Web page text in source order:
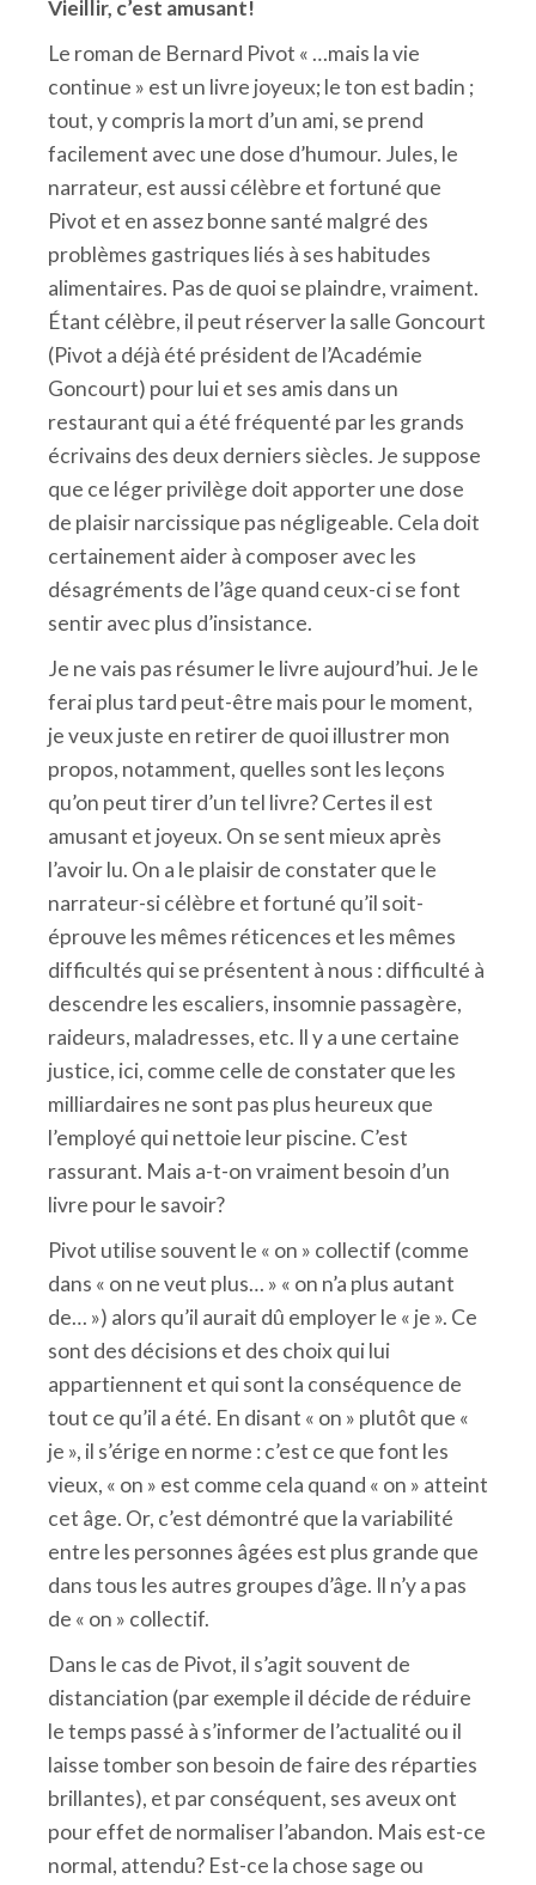
Vieillir, c’est amusant!
Le roman de Bernard Pivot « …mais la vie
continue » est un livre joyeux; le ton est badin ;
tout, y compris la mort d’un ami, se prend
facilement avec une dose d’humour. Jules, le
narrateur, est aussi célèbre et fortuné que
Pivot et en assez bonne santé malgré des
problèmes gastriques liés à ses habitudes
alimentaires. Pas de quoi se plaindre, vraiment.
Étant célèbre, il peut réserver la salle Goncourt
(Pivot a déjà été président de l’Académie
Goncourt) pour lui et ses amis dans un
restaurant qui a été fréquenté par les grands
écrivains des deux derniers siècles. Je suppose
que ce léger privilège doit apporter une dose
de plaisir narcissique pas négligeable. Cela doit
certainement aider à composer avec les
désagréments de l’âge quand ceux-ci se font
sentir avec plus d’insistance.
Je ne vais pas résumer le livre aujourd’hui. Je le
ferai plus tard peut-être mais pour le moment,
je veux juste en retirer de quoi illustrer mon
propos, notamment, quelles sont les leçons
qu’on peut tirer d’un tel livre? Certes il est
amusant et joyeux. On se sent mieux après
l’avoir lu. On a le plaisir de constater que le
narrateur-si célèbre et fortuné qu’il soit-
éprouve les mêmes réticences et les mêmes
difficultés qui se présentent à nous : difficulté à
descendre les escaliers, insomnie passagère,
raideurs, maladresses, etc. Il y a une certaine
justice, ici, comme celle de constater que les
milliardaires ne sont pas plus heureux que
l’employé qui nettoie leur piscine. C’est
rassurant. Mais a-t-on vraiment besoin d’un
livre pour le savoir?
Pivot utilise souvent le « on » collectif (comme
dans « on ne veut plus… » « on n’a plus autant
de… ») alors qu’il aurait dû employer le « je ». Ce
sont des décisions et des choix qui lui
appartiennent et qui sont la conséquence de
tout ce qu’il a été. En disant « on » plutôt que «
je », il s’érige en norme : c’est ce que font les
vieux, « on » est comme cela quand « on » atteint
cet âge. Or, c’est démontré que la variabilité
entre les personnes âgées est plus grande que
dans tous les autres groupes d’âge. Il n’y a pas
de « on » collectif.
Dans le cas de Pivot, il s’agit souvent de
distanciation (par exemple il décide de réduire
le temps passé à s’informer de l’actualité ou il
laisse tomber son besoin de faire des réparties
brillantes), et par conséquent, ses aveux ont
pour effet de normaliser l’abandon. Mais est-ce
normal, attendu? Est-ce la chose sage ou